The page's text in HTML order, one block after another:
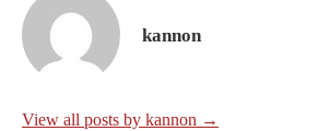
kannon
View all posts by kannon →